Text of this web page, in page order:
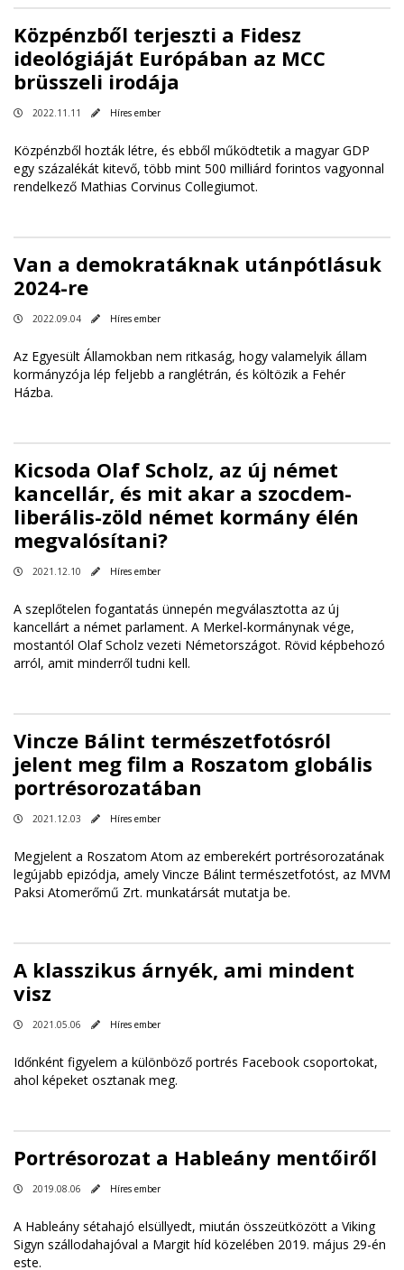
Közpénzből terjeszti a Fidesz
ideológiáját Európában az MCC
brüsszeli irodája
2022.11.11 Híres ember
Közpénzből hozták létre, és ebből működtetik a magyar GDP
egy százalékát kitevő, több mint 500 milliárd forintos vagyonnal
rendelkező Mathias Corvinus Collegiumot.
Van a demokratáknak utánpótlásuk
2024-re
2022.09.04 Híres ember
Az Egyesült Államokban nem ritkaság, hogy valamelyik állam
kormányzója lép feljebb a ranglétrán, és költözik a Fehér
Házba.
Kicsoda Olaf Scholz, az új német
kancellár, és mit akar a szocdem-
liberális-zöld német kormány élén
megvalósítani?
2021.12.10 Híres ember
A szeplőtelen fogantatás ünnepén megválasztotta az új
kancellárt a német parlament. A Merkel-kormánynak vége,
mostantól Olaf Scholz vezeti Németországot. Rövid képbehozó
arról, amit minderről tudni kell.
Vincze Bálint természetfotósról
jelent meg film a Roszatom globális
portrésorozatában
2021.12.03 Híres ember
Megjelent a Roszatom Atom az emberekért portrésorozatának
legújabb epizódja, amely Vincze Bálint természetfotóst, az MVM
Paksi Atomerőmű Zrt. munkatársát mutatja be.
A klasszikus árnyék, ami mindent
visz
2021.05.06 Híres ember
Időnként figyelem a különböző portrés Facebook csoportokat,
ahol képeket osztanak meg.
Portrésorozat a Hableány mentőiről
2019.08.06 Híres ember
A Hableány sétahajó elsüllyedt, miután összeütközött a Viking
Sigyn szállodahajóval a Margit híd közelében 2019. május 29-én
este.